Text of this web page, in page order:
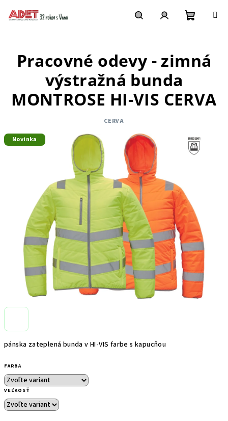
košík
pánska zateplená bunda v HI-VIS farbe s kapucňou
FARBA
VEĽKOSŤ
Pracovné odevy - zimná
výstražná bunda
MONTROSE HI-VIS CERVA
CERVA
Novinka